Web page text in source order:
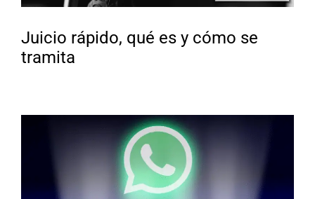
Juicio rápido, qué es y cómo se
tramita